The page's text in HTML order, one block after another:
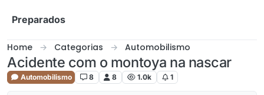
Preparados
Home Categorias Automobilismo
Acidente com o montoya na nascar
Automobilismo 8 8 1.0k 1